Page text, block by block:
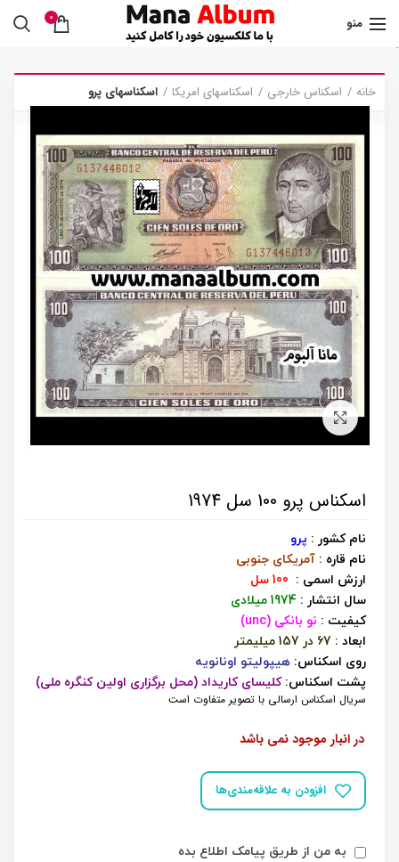
منو 0
.
خانه اسکناس خارجی اسکناسهای امریکا اسکناسهای پرو
برای بزرگنمایی کلیک کنید
اسکناس پرو 100 سل 1974
نام کشور : پرو
نام قاره : آمریکای جنوبی
ارزش اسمی :
سال انتشار : 1974 میلادی
کیفیت : نو بانکی (unc)
ابعاد : 67 در 157 میلیمتر
روی اسکناس: هیپولیتو اونانویه
پشت اسکناس:کلیسای کاریداد (محل برگزاری اولین کنگره ملی)
سریال اسکناس ارسالی با تصویر متفاوت است
در انبار موجود نمی باشد
افزودن به علاقه‌مندی‌ها
به من از طریق پیامک اطلاع بده